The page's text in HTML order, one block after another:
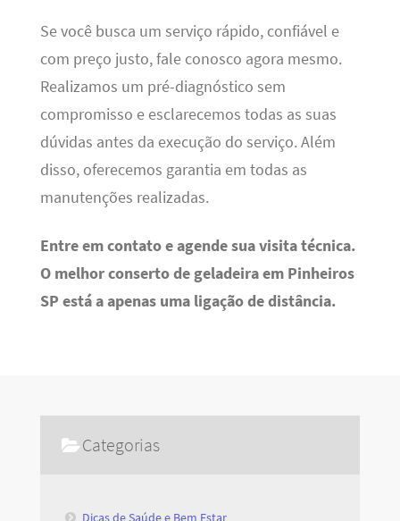
Se você busca um serviço rápido, confiável e
com preço justo, fale conosco agora mesmo.
Realizamos um pré-diagnóstico sem
compromisso e esclarecemos todas as suas
dúvidas antes da execução do serviço. Além
disso, oferecemos garantia em todas as
manutenções realizadas.
Entre em contato e agende sua visita técnica.
O melhor conserto de geladeira em Pinheiros
SP está a apenas uma ligação de distância.
Categorias
Dicas de Saúde e Bem Estar